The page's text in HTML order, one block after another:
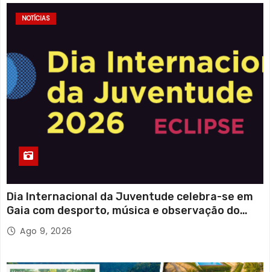
NOTÍCIAS
Dia Internacional da Juventude celebra-se em
Gaia com desporto, música e observação do
eclipse solar
Ago 9, 2026